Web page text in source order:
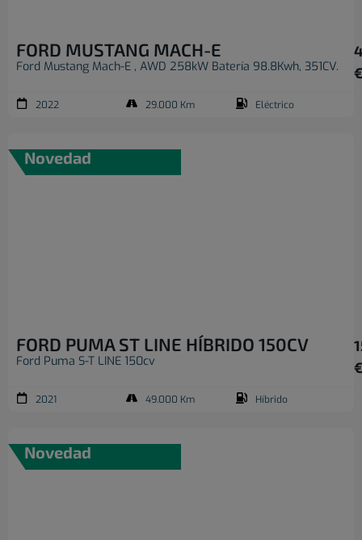
FORD MUSTANG MACH-E
Ford Mustang Mach-E , AWD 258kW Batería 98.8Kwh, 351CV.
2022 29.000 Km Eléctrico
Novedad
FORD PUMA ST LINE HÍBRIDO 150CV
Ford Puma S-T LINE 150cv
2021 49.000 Km Híbrido
Novedad